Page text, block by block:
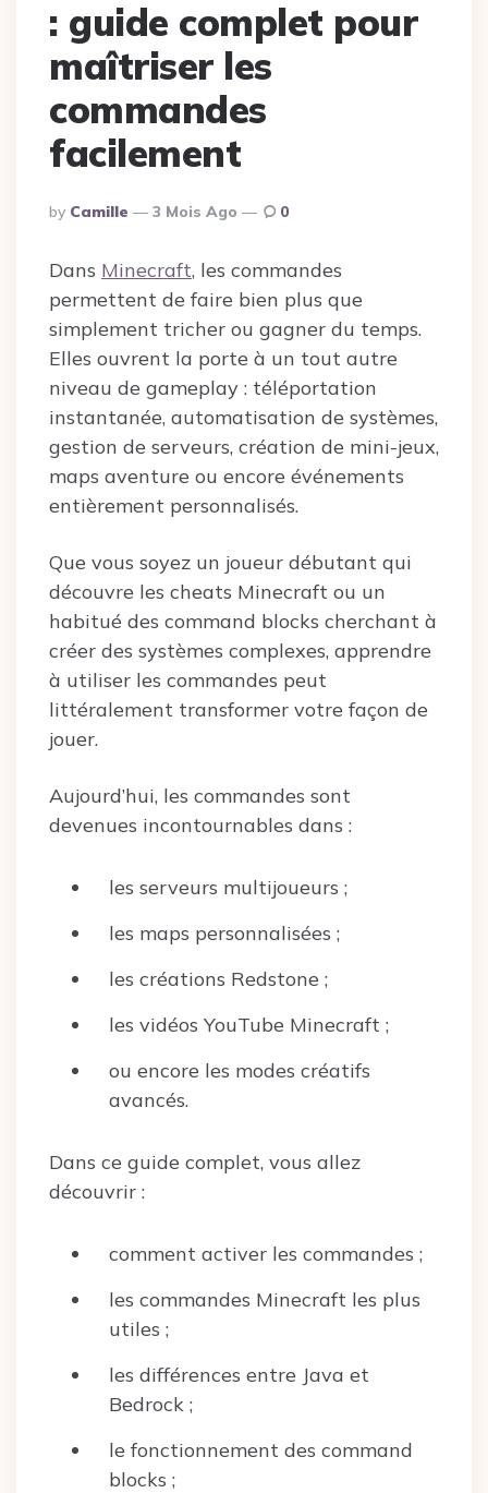
: guide complet pour
maîtriser les
commandes
facilement
Posted
By
By Camille 3 Mois Ago 0
Dans Minecraft, les commandes
permettent de faire bien plus que
simplement tricher ou gagner du temps.
Elles ouvrent la porte à un tout autre
niveau de gameplay : téléportation
instantanée, automatisation de systèmes,
gestion de serveurs, création de mini-jeux,
maps aventure ou encore événements
entièrement personnalisés.
Que vous soyez un joueur débutant qui
découvre les cheats Minecraft ou un
habitué des command blocks cherchant à
créer des systèmes complexes, apprendre
à utiliser les commandes peut
littéralement transformer votre façon de
jouer.
Aujourd’hui, les commandes sont
devenues incontournables dans :
les serveurs multijoueurs ;
les maps personnalisées ;
les créations Redstone ;
les vidéos YouTube Minecraft ;
ou encore les modes créatifs
avancés.
Dans ce guide complet, vous allez
découvrir :
comment activer les commandes ;
les commandes Minecraft les plus
utiles ;
les différences entre Java et
Bedrock ;
le fonctionnement des command
blocks ;